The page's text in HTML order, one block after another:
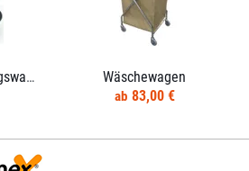
Stielhalter für Reinigungswagen
Wäschewagen
83,00 €